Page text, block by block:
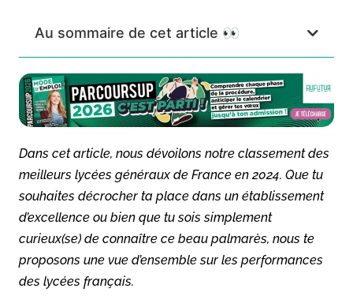
Au sommaire de cet article 👀
Dans cet article, nous dévoilons notre classement des
meilleurs lycées généraux de France en 2024. Que tu
souhaites décrocher ta place dans un établissement
d’excellence ou bien que tu sois simplement
curieux(se) de connaître ce beau palmarès, nous te
proposons une vue d’ensemble sur les performances
des lycées français.